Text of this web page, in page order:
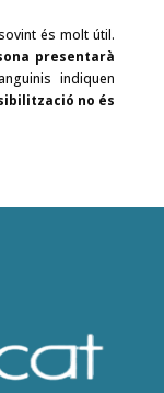
és molt útil.
presentarà
indiquen
no és